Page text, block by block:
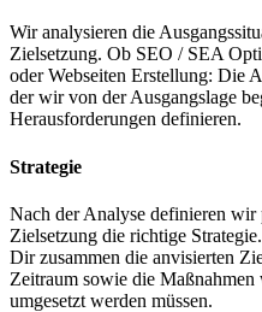
Wir analysieren die
Zielsetzung. Ob SEO / SEA
oder Webseiten Erstellung: Die
der wir von der Ausgangslage
Herausforderungen definieren.
Strategie
Nach der Analyse definieren wir
Zielsetzung die richtige
Dir zusammen die anvisierten
Zeitraum sowie die
umgesetzt werden müssen.